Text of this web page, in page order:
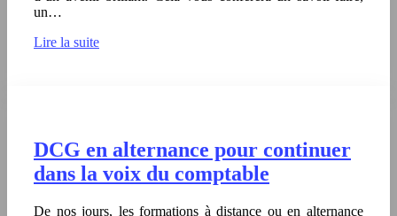
un…
Lire la suite
DCG en alternance pour continuer
dans la voix du comptable
De nos jours, les formations à distance ou en alternance